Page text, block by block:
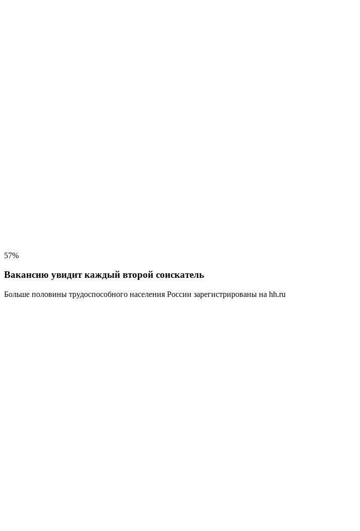
57%
Вакансию увидит каждый второй соискатель
Больше половины трудоспособного населения России зарегистрированы на hh.ru